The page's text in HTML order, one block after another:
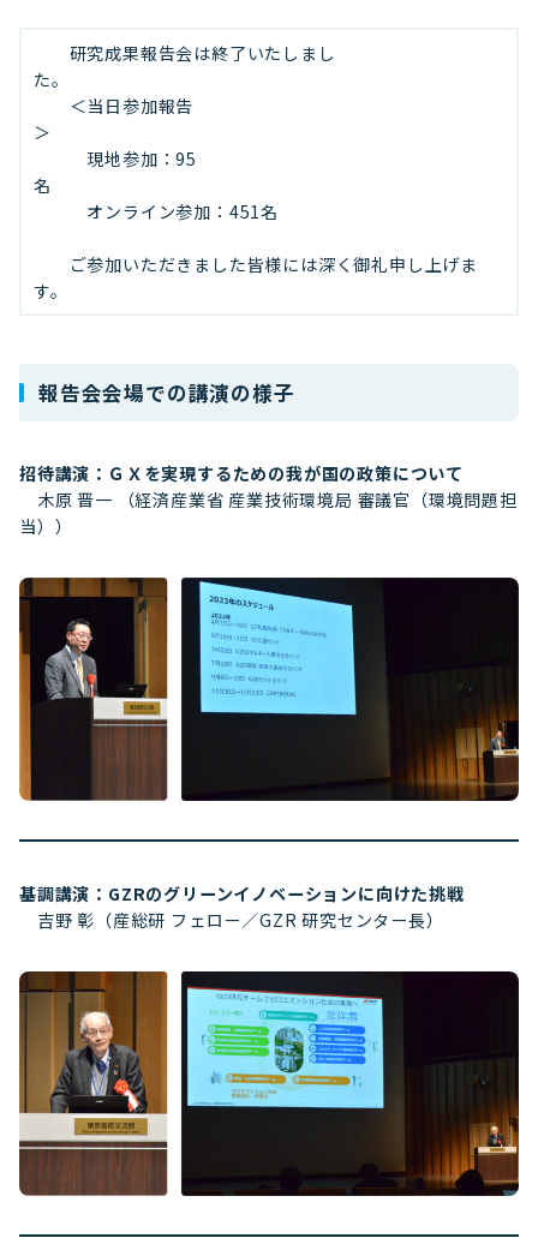
研究成果報告会は終了いたしまし
た。
＜当日参加報告
＞
現地参加：95
名
オンライン参加：451名
ご参加いただきました皆様には深く御礼申し上げま
す。
報告会会場での講演の様子
招待講演：ＧＸを実現するための我が国の政策について
木原 晋一 （経済産業省 産業技術環境局 審議官（環境問題担
当））
基調講演：GZRのグリーンイノベーションに向けた挑戦
吉野 彰（産総研 フェロー／GZR 研究センター長）